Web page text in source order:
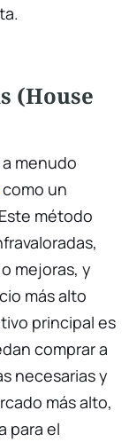
(House
menudo
como un
método
mejoras, y
más alto
principal es
comprar a
necesarias y
más alto,
para el